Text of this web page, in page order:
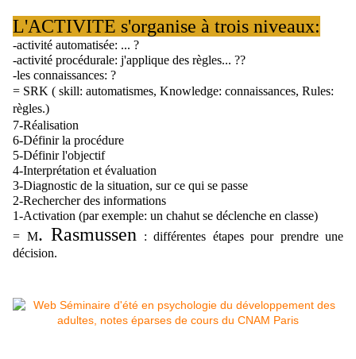
L'ACTIVITE s'organise à trois niveaux:
-activité automatisée: ... ?
-activité procédurale: j'applique des règles... ??
-les connaissances: ?
= SRK ( skill: automatismes, Knowledge: connaissances, Rules:
règles.)
7-Réalisation
6-Définir la procédure
5-Définir l'objectif
4-Interprétation et évaluation
3-Diagnostic de la situation, sur ce qui se passe
2-Rechercher des informations
1-Activation (par exemple: un chahut se déclenche en classe)
= M. Rasmussen : différentes étapes pour prendre une
décision.